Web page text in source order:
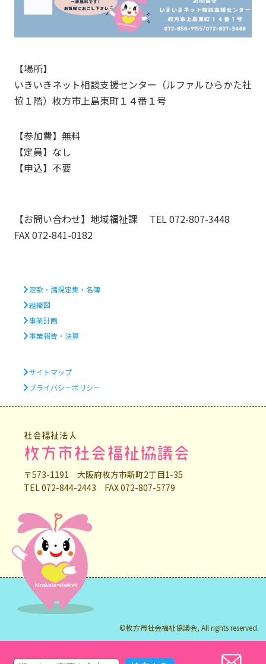
【場所】
いきいきネット相談支援センター（ルファルひらかた社
協１階）枚方市上島東町１４番１号
【参加費】無料
【定員】なし
【申込】不要
【お問い合わせ】地域福祉課 TEL 072-807-3448
FAX 072-841-0182
定款・諸規定集・名簿
組織図
事業計画
事業報告・決算
サイトマップ
プライバシーポリシー
社会福祉法人
枚方市社会福祉協議会
〒573-1191 大阪府枚方市新町2丁目1-35
TEL 072-844-2443 FAX 072-807-5779
©枚方市社会福祉協議会, All rights reserved.